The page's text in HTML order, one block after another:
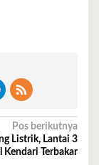
Pos berikutnya
Listrik, Lantai 3
Kendari Terbakar